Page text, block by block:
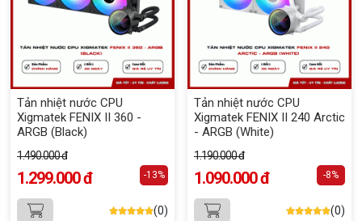
Tản nhiệt nước CPU
Xigmatek FENIX II 360 -
ARGB (Black)
1.490.000 đ
1.299.000 đ -13%
(0)
Tản nhiệt nước CPU
Xigmatek FENIX II 240 Arctic
- ARGB (White)
1.190.000 đ
1.090.000 đ -8%
(0)